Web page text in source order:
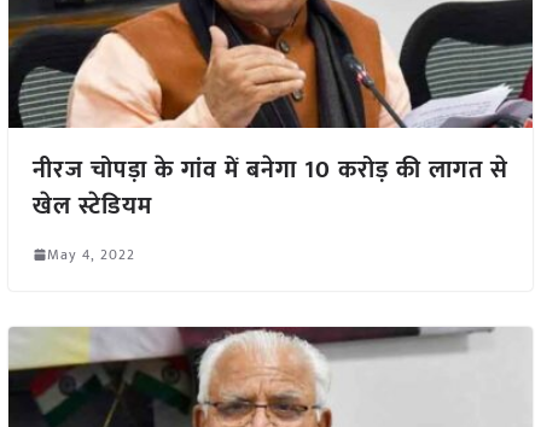
नीरज चोपड़ा के गांव में बनेगा 10 करोड़ की लागत से
खेल स्टेडियम
May 4, 2022